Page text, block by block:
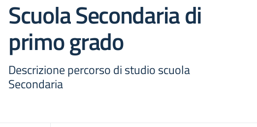
Scuola Secondaria di
primo grado
Descrizione percorso di studio scuola
Secondaria